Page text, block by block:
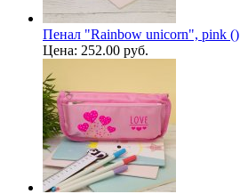
Пенал "Rainbow unicorn", pink ()
Цена: 252.00 руб.